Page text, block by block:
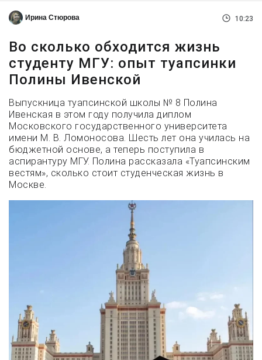
Ирина Стюрова 10:23
Во сколько обходится жизнь
студенту МГУ: опыт туапсинки
Полины Ивенской
Выпускница туапсинской школы № 8 Полина
Ивенская в этом году получила диплом
Московского государственного университета
имени М. В. Ломоносова. Шесть лет она училась на
бюджетной основе, а теперь поступила в
аспирантуру МГУ. Полина рассказала «Туапсинским
вестям», сколько стоит студенческая жизнь в
Москве.